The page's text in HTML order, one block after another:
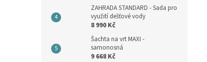
ZAHRADA STANDARD - Sada pro
využití dešťové vody
8 990 Kč
Šachta na vrt MAXI -
samonosná
9 668 Kč